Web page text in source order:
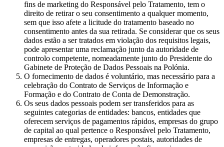
fins de marketing do Responsável pelo Tratamento, tem o
direito de retirar o seu consentimento a qualquer momento,
sem que isso afete a licitude do tratamento baseado no
consentimento antes da sua retirada. Se considerar que os seus
dados estão a ser tratados em violação dos requisitos legais,
pode apresentar uma reclamação junto da autoridade de
controlo competente, nomeadamente junto do Presidente do
Gabinete de Proteção de Dados Pessoais na Polónia.
O fornecimento de dados é voluntário, mas necessário para a
celebração do Contrato de Serviços de Informação e
Formação e do Contrato de Conta de Demonstração.
Os seus dados pessoais podem ser transferidos para as
seguintes categorias de entidades: bancos, entidades que
oferecem serviços de pagamentos rápidos, empresas do grupo
de capital ao qual pertence o Responsável pelo Tratamento,
empresas de entregas, operadores postais, autoridades de